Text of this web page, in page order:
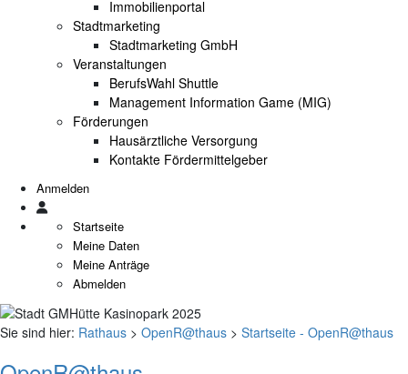
Immobilienportal
Stadtmarketing
Stadtmarketing GmbH
Veranstaltungen
BerufsWahl Shuttle
Management Information Game (MIG)
Förderungen
Hausärztliche Versorgung
Kontakte Fördermittelgeber
Anmelden
Startseite
Meine Daten
Meine Anträge
Abmelden
Sie sind hier: Rathaus > OpenR@thaus > Startseite - OpenR@thaus